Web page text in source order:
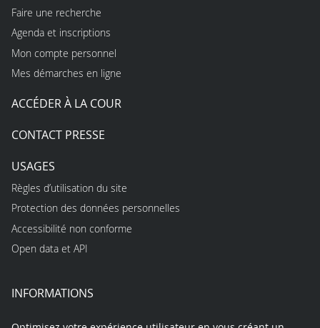
Faire une recherche
Agenda et inscriptions
Mon compte personnel
Mes démarches en ligne
ACCÉDER À LA COUR
CONTACT PRESSE
USAGES
Règles d’utilisation du site
Protection des données personnelles
Accessibilité non conforme
Open data et API
INFORMATIONS